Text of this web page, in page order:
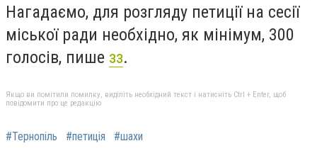
Нагадаємо, для розгляду петиції на сесії
міської ради необхідно, як мінімум, 300
голосів, пише зз.
Якщо ви помітили помилку, виділіть необхідний текст і натисніть Ctrl + Enter, щоб
повідомити про це редакцію
#Тернопіль #петиція #шахи